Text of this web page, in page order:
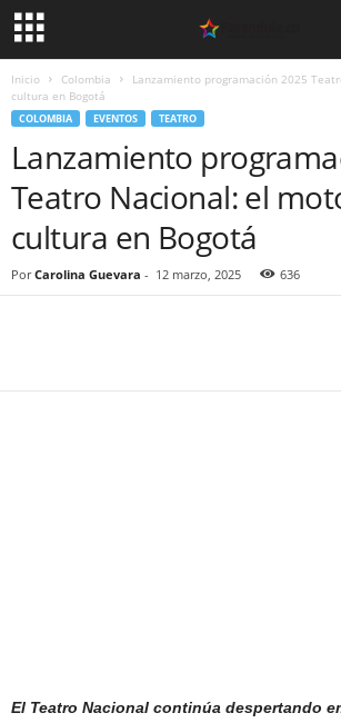
Inicio Colombia
Lanzamiento programación 2025
cultura en Bogotá
COLOMBIA EVENTOS TEATRO
Lanzamiento
Teatro Nacional: el
cultura en Bogotá
Por Carolina Guevara - 12 marzo, 2025 636
El Teatro Nacional continúa despertando